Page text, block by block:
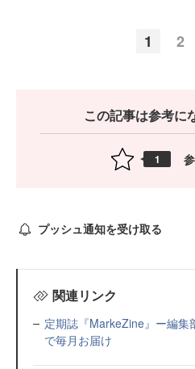
1 2
この記事は参考に
1
プッシュ通知を受け取る
関連リンク
定期誌『MarkeZine』ー編集
で毎月お届け